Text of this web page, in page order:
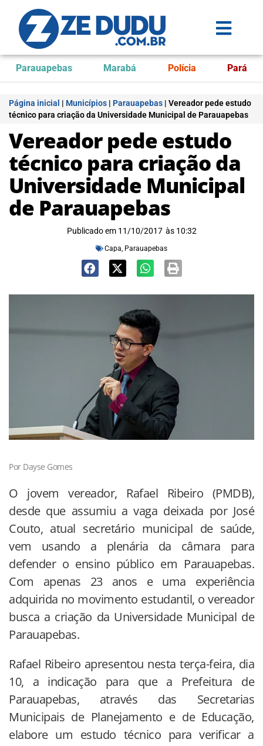
Parauapebas Marabá Polícia Pará
Página inicial | Municípios | Parauapebas | Vereador pede estudo
técnico para criação da Universidade Municipal de Parauapebas
Vereador pede estudo
técnico para criação da
Universidade Municipal
de Parauapebas
Publicado em 11/10/2017 às 10:32
Capa, Parauapebas
Por Dayse Gomes
O jovem vereador, Rafael Ribeiro (PMDB),
desde que assumiu a vaga deixada por José
Couto, atual secretário municipal de saúde,
vem usando a plenária da câmara para
defender o ensino público em Parauapebas.
Com apenas 23 anos e uma experiência
adquirida no movimento estudantil, o vereador
busca a criação da Universidade Municipal de
Parauapebas.
Rafael Ribeiro apresentou nesta terça-feira, dia
10, a indicação para que a Prefeitura de
Parauapebas, através das Secretarias
Municipais de Planejamento e de Educação,
elabore um estudo técnico para verificar a